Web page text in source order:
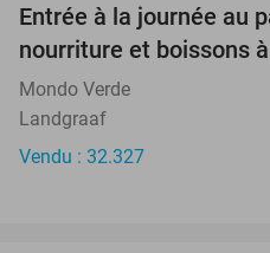
Entrée à la journée au
nourriture et boissons
Mondo Verde
Landgraaf
Vendu : 32.327